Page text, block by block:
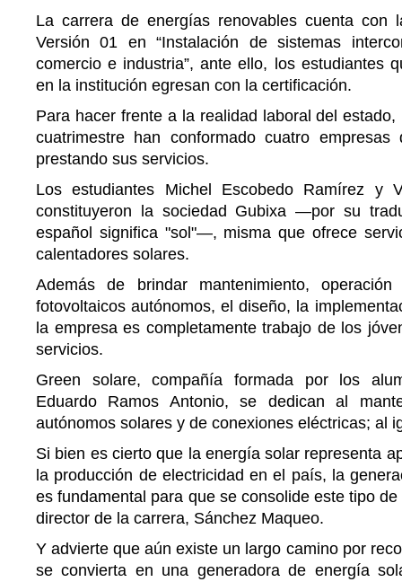
La carrera de energías renovables cuenta con
Versión 01 en “Instalación de sistemas
comercio e industria”, ante ello, los estudiantes
en la institución egresan con la certificación.
Para hacer frente a la realidad laboral del
cuatrimestre han conformado cuatro
prestando sus servicios.
Los estudiantes Michel Escobedo Ramírez y
constituyeron la sociedad Gubixa —por su
español significa "sol"—, misma que ofrece
calentadores solares.
Además de brindar mantenimiento,
fotovoltaicos autónomos, el diseño, la
la empresa es completamente trabajo de los
servicios.
Green solare, compañía formada por los
Eduardo Ramos Antonio, se dedican al
autónomos solares y de conexiones eléctricas; al
Si bien es cierto que la energía solar representa
la producción de electricidad en el país, la
es fundamental para que se consolide este tipo
director de la carrera, Sánchez Maqueo.
Y advierte que aún existe un largo camino por
se convierta en una generadora de energía